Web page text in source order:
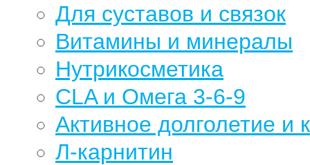
Для суставов и связок
Витамины и минералы
Нутрикосметика
CLA и Омега 3-6-9
Активное долголетие и
Л-карнитин